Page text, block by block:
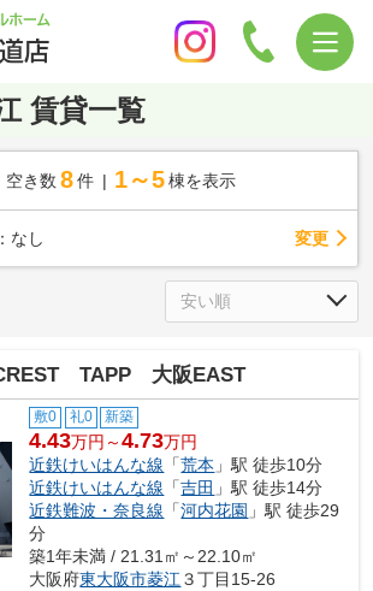
賃貸一覧
空き数 8 件 1～5 棟を表示
なし 変更
TAPP 大阪EAST
敷0 礼0 新築
4.43万円～4.73万円
近鉄けいはんな線 「荒本 」駅 徒歩10分
近鉄けいはんな線 「吉田 」駅 徒歩14分
近鉄難波・奈良線 「河内花園 」駅 徒歩29
分
築1年未満 / 21.31㎡～22.10㎡
大阪府東大阪市菱江３丁目15-26